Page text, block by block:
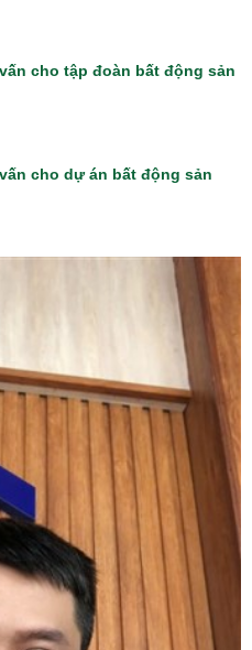
cho tập đoàn bất động sản
cho dự án bất động sản